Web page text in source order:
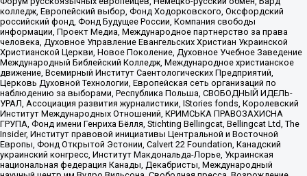
колледж, Европейский выбор, Фонд Ходорковского, Оксфордский
российский фонд, Фонд Будущее России, Компания свободы
информации, Проект Медиа, Международное партнерство за права
человека, Духовное Управление Евангельских Христиан Украинской
Христианской Церкви, Новое Поколение, Духовное Учебное Заведение
Международный Библейский Колледж, Международное христианское
движение, Всемирный Институт Саентологических Предприятий,
Церковь Духовной Технологии, Европейская сеть организаций по
наблюдению за выборами, Республика Польша, СВОБОДНЫЙ ИДЕЛЬ-
УРАЛ, Ассоциация развития журналистики, IStories fonds, Королевский
Институт Международных Отношений, КРИМСЬКА ПРАВОЗАХИСНА
ГРУПА, Фонд имени Генриха Бёлля, Stichting Bellingcat, Bellingcat Ltd, The
Insider, Институт правовой инициативы Центральной и Восточной
Европы, Фонд Открытой Эстонии, Calvert 22 Foundation, Канадский
украинский конгресс, Институт Макдональда-Лорье, Украинская
национальная федерация Канады, Декабристы, Международный